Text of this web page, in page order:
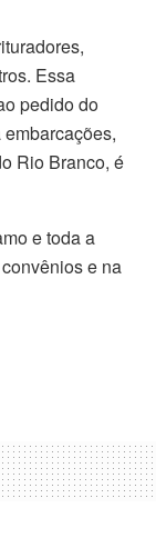
Essa
pedido do
Rio Branco, é
e toda a
e na